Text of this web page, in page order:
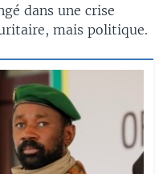
dans une crise
mais politique.